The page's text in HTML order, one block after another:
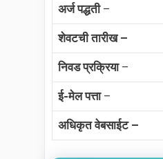
अर्ज पद्धती–
शेवटची तारीख –
निवड प्रक्रिया–
ई-मेल पत्ता–
अधिकृत वेबसाईट –